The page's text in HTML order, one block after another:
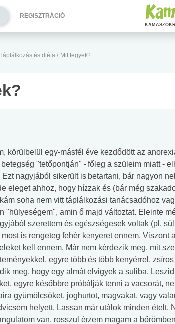
Táplálkozás és diéta / Mit tegyek?
körülbelül egy-másfél éve kezdődött az
"tetőpontján" - főleg a szüleim miatt -
nagyjából sikerült is betartani, bár nagyon
eleget ahhoz, hogy hízzak és (bár még
soha nem vitt táplálkozási tanácsadóhoz
"hülyeségem", amin ő majd változtat. Eleinte
szerettem és egészségesek voltak (pl.
is rengeteg fehér kenyeret ennem. Viszont
kell ennem. Már nem kérdezik meg, mit
egyre több és több kenyérrel,
meg, hogy egy almát elvigyek a suliba.
egyre későbbre próbálják tenni a vacsorát,
gyümölcsöket, joghurtot, magvakat, vagy
helyett. Lassan már utálok minden ételt.
van, rosszul érzem magam a
REGISZTRÁCIÓ